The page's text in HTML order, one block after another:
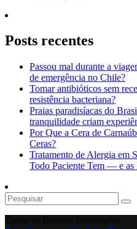
Posts recentes
Passou mal durante a
de emergência no Chile?
Tomar antibióticos sem
resistência bacteriana?
Praias paradisíacas do
tranquilidade criam
Por Que a Cera de
Ceras?
Tratamento de Alergia em
Todo Paciente Tem — e as